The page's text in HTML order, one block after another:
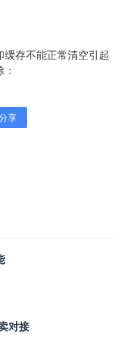
存不能正常清空引起
享
对接